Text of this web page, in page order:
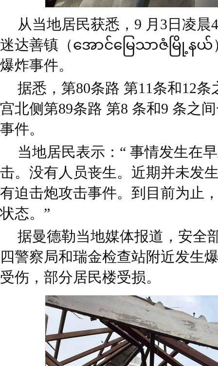
从当地居民获悉，9 月3日凌
迷达善镇（အောင်မြေသာဇံမြို့နယ်
爆炸事件。
据悉，第80条路 第11条和12
宫北侧第89条路 第8 条和9 条之
事件。
当地居民表示：“ 事情发生在
击。没有人员丧生。近期并未发
有迫击炮攻击事件。到目前为止
状态。”
据曼德勒当地媒体报道，安全
四警察局和瑞金检查站附近发生
受伤，部分居民楼受损。